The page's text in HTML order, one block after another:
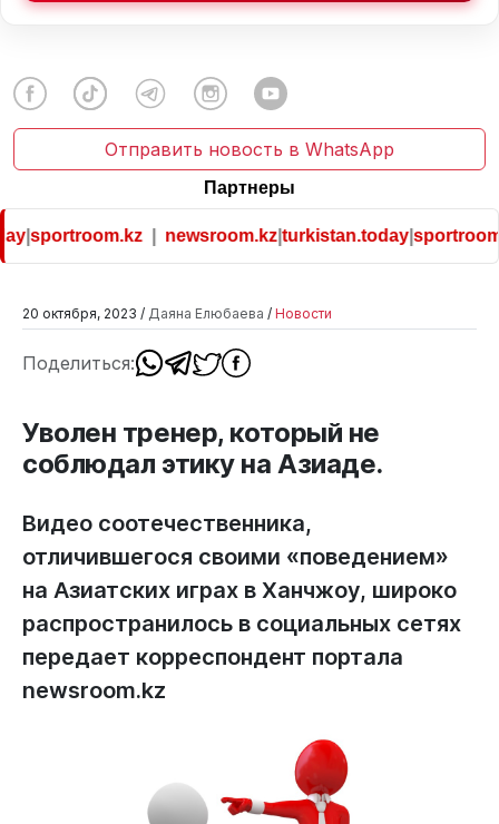
Отправить новость в WhatsApp
Партнеры
|sportroom.kz| newsroom.kz|turkistan.today|
20 октября, 2023 / Даяна Елюбаева / Новости
Поделиться:
Уволен тренер, который не
соблюдал этику на Азиаде.
Видео соотечественника,
отличившегося своими «поведением»
на Азиатских играх в Ханчжоу, широко
распространилось в социальных сетях
передает корреспондент портала
newsroom.kz